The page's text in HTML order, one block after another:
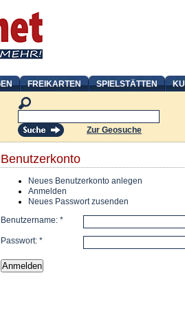
FREIKARTEN SPIELSTÄTTEN
Zur Geosuche
Benutzerkonto
Neues Benutzerkonto anlegen
Anmelden
Neues Passwort zusenden
Benutzername: *
Passwort: *